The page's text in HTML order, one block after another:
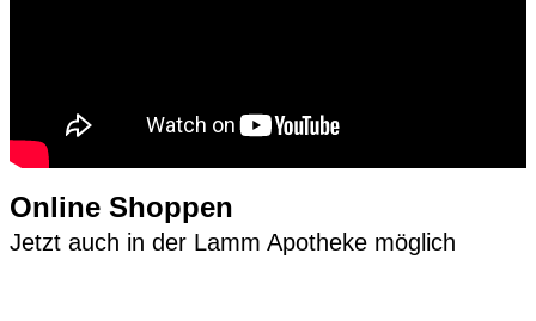
Online Shoppen
Jetzt auch in der Lamm Apotheke möglich